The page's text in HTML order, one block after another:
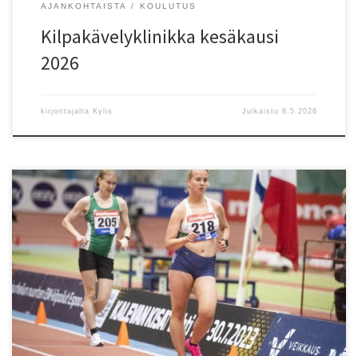
AJANKOHTAISTA KOULUTUS
Kilpakävelyklinikka kesäkausi
2026
kirjoittajalta Kylis Julkaistu8.5.2026
3.5. Tampere/Ph, Heittokisat: P13 Moukari/HT (3,00 kg) 6) Topias
Palmu (-13) EspTa 27,48. T10 Moukari/HT (2,50 kg) 1) Eevi Palmu
(-16) EspTa 19,67 PB. 3.5. Nurmijärvi/R, HSL Group -moukari 1: M50
Moukari/HT (6,00 kg) 1) Esa Katajainen (-73) HKV 48,76. N
Moukari/HT (4,00 kg) 4) Tara Hatakka (-06) VantSa 49,04, […]